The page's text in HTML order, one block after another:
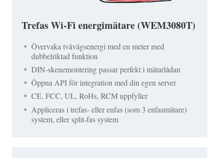
Trefas Wi-Fi energimätare (WEM3080T)
Övervaka tvåvägsenergi med en meter med
dubbelriktad funktion
DIN-skenemontering passar perfekt i mätarlådan
Öppna API för integration med din egen server
CE, FCC, UL, RoHs, RCM uppfyller
Appliceras i trefas- eller enfas (som 3 enfasmätare)
system, eller split-fas system